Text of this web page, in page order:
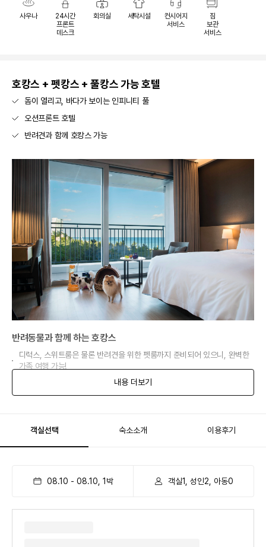
사우나
24시간
프론트
데스크
회의실 세탁시설
컨시어지
서비스
짐
보관
서비스
호캉스 + 펫캉스 + 풀캉스 가능 호텔
돔이 열리고, 바다가 보이는 인피니티 풀
오션프론트 호텔
반려견과 함께 호캉스 가능
반려동물과 함께 하는 호캉스
디럭스, 스위트룸은 물론 반려견을 위한 펫룸까지 준비되어 있으니, 완벽한
가족 여행 가능!
내용 더보기
객실선택 숙소소개 이용후기
08.10 - 08.10 1 박 객실1, 성인2, 아동0